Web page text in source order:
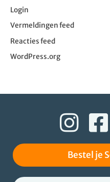
Login
Vermeldingen feed
Reacties feed
WordPress.org
Bestel je